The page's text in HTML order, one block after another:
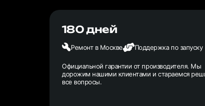
180 дней
Ремонт в Москве Поддержка по запуску
Официальной гарантии от производителя. Мы
дорожим нашими клиентами и стараемся
все вопросы.